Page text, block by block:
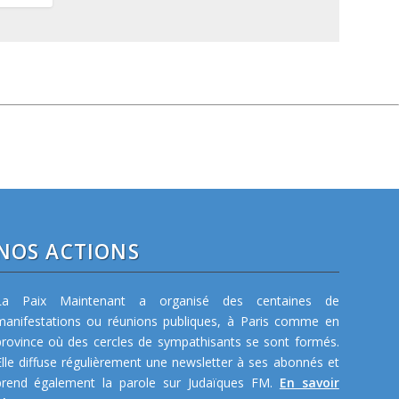
ACTIONS
Paix Maintenant a organisé des centaines de
ou réunions publiques, à Paris comme en
où des cercles de sympathisants se sont formés.
diffuse régulièrement une newsletter à ses abonnés et
également la parole sur Judaïques FM. En savoir